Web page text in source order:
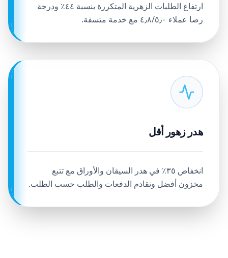
ارتفاع الطلبات الزهرية المتكررة بنسبة ٤٤٪ ودرجة
رضا عملاء ٤٫٨/٥٫٠ مع خدمة متسقة.
هدر زهور أقل
انخفاض ٣٥٪ في هدر السيقان والأوراق مع تتبع
مخزون أفضل وتقادم الدفعات والطلب حسب الطلب.